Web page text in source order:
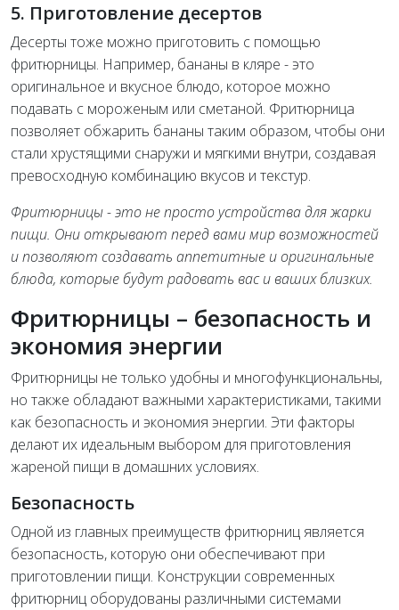
5. Приготовление десертов
Десерты тоже можно приготовить с помощью
фритюрницы. Например, бананы в кляре - это
оригинальное и вкусное блюдо, которое можно
подавать с мороженым или сметаной. Фритюрница
позволяет обжарить бананы таким образом, чтобы они
стали хрустящими снаружи и мягкими внутри, создавая
превосходную комбинацию вкусов и текстур.
Фритюрницы - это не просто устройства для жарки
пищи. Они открывают перед вами мир возможностей
и позволяют создавать аппетитные и оригинальные
блюда, которые будут радовать вас и ваших близких.
Фритюрницы – безопасность и
экономия энергии
Фритюрницы не только удобны и многофункциональны,
но также обладают важными характеристиками, такими
как безопасность и экономия энергии. Эти факторы
делают их идеальным выбором для приготовления
жареной пищи в домашних условиях.
Безопасность
Одной из главных преимуществ фритюрниц является
безопасность, которую они обеспечивают при
приготовлении пищи. Конструкции современных
фритюрниц оборудованы различными системами